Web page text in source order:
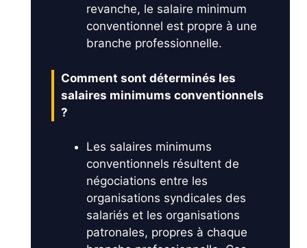
revanche, le salaire minimum
conventionnel est propre à une
branche professionnelle.
Comment sont déterminés les
salaires minimums conventionnels
?
Les salaires minimums
conventionnels résultent de
négociations entre les
organisations syndicales des
salariés et les organisations
patronales, propres à chaque